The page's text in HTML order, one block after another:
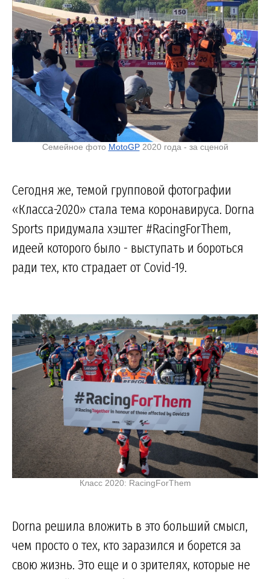
Семейное фото MotoGP2020 года - за сценой
Сегодня же, темой групповой фотографии
«Класса-2020» стала тема коронавируса. Dorna
Sports придумала хэштег #RacingForThem,
идеей которого было - выступать и бороться
ради тех, кто страдает от Covid-19.
Класс 2020: RacingForThem
Dorna решила вложить в это больший смысл,
чем просто о тех, кто заразился и борется за
свою жизнь. Это еще и о зрителях, которые не